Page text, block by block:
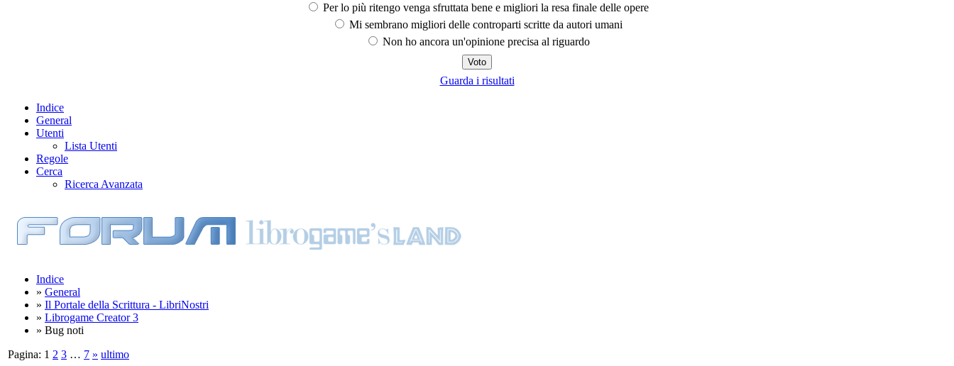
Per lo più ritengo venga sfruttata bene e migliori la resa finale delle opere
Mi sembrano migliori delle controparti scritte da autori umani
Non ho ancora un'opinione precisa al riguardo
Guarda i risultati
Indice
General
Utenti
Lista Utenti
Regole
Cerca
Ricerca Avanzata
Indice
» General
» Il Portale della Scrittura - LibriNostri
» Librogame Creator 3
» Bug noti
Pagina: 1 2 3 … 7 » ultimo